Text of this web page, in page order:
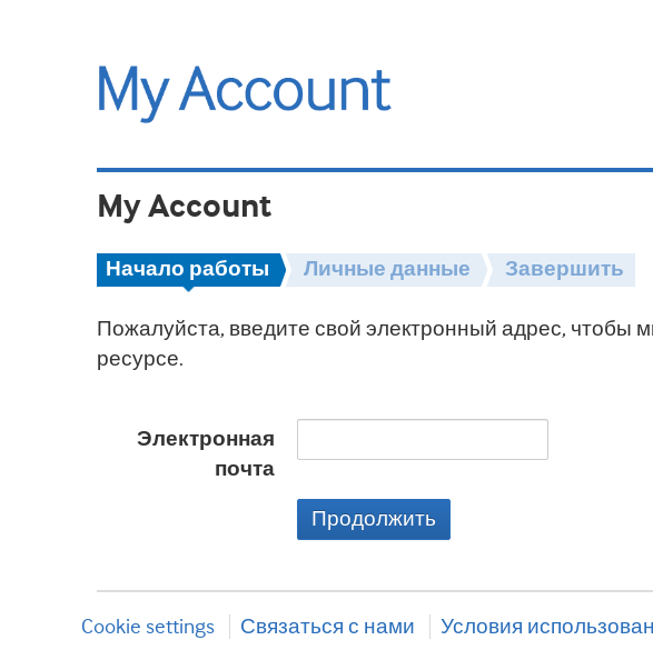
My Account
Начало работы Личные данные Завершить
Пожалуйста, введите свой электронный адрес, чтобы
ресурсе.
Электронная
почта
Продолжить
Cookie settings Связаться с нами Условия